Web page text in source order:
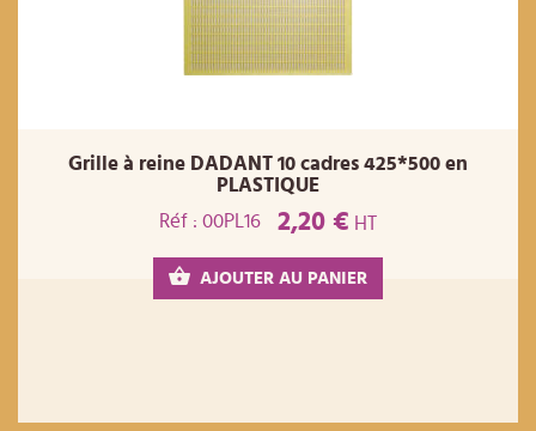
Grille à reine DADANT 10 cadres 425*500 en
PLASTIQUE
Réf : 00PL16
2,20 € HT
AJOUTER AU PANIER